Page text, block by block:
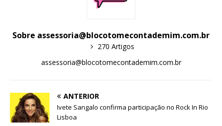
Sobre assessoria@blocotomecontademim.com.br
270 Artigos
assessoria@blocotomecontademim.com.br
ANTERIOR
Ivete Sangalo confirma participação no Rock In Rio
Lisboa